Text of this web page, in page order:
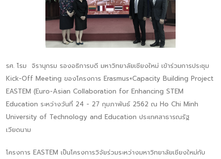
รศ. โรม จิรานุกรม รองอธิการบดี มหาวิทยาลัยเชียงใหม่ เข้าร่วมการประชุม
Kick-Off Meeting ของโครงการ Erasmus+Capacity Building Project
EASTEM (Euro-Asian Collaboration for Enhancing STEM
Education ระหว่างวันที่ 24 - 27 กุมภาพันธ์ 2562 ณ Ho Chi Minh
University of Technology and Education ประเทศสาธารณรัฐ
เวียดนาม
โครงการ EASTEM เป็นโครงการวิจัยร่วมระหว่างมหาวิทยาลัยเชียงใหม่กับ